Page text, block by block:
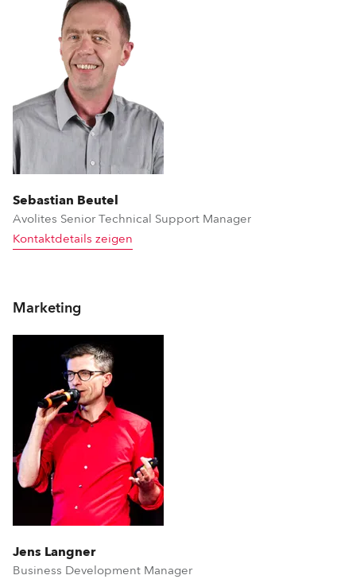
Sebastian Beutel
Avolites Senior Technical Support Manager
Kontaktdetails zeigen
Marketing
Jens Langner
Business Development Manager